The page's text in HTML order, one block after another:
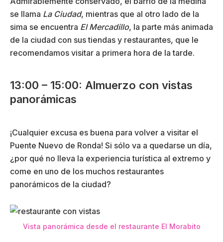
se llama La Ciudad, mientras que al otro lado de la
sima se encuentra El Mercadillo, la parte más animada
de la ciudad con sus tiendas y restaurantes, que le
recomendamos visitar a primera hora de la tarde.
13:00 – 15:00: Almuerzo con vistas
panorámicas
¡Cualquier excusa es buena para volver a visitar el
Puente Nuevo de Ronda! Si sólo va a quedarse un día,
¿por qué no lleva la experiencia turística al extremo y
come en uno de los muchos restaurantes
panorámicos de la ciudad?
Vista panorámica desde el restaurante El Morabito